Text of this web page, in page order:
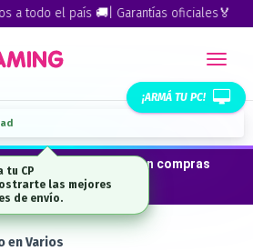
todo el país 🚚| Garantías oficiales🏅
¡ARMÁ TU PC!
CABA · GBA ·La Plata en compras
$300.000*
en Varios
tu CP
las mejores
de envío.